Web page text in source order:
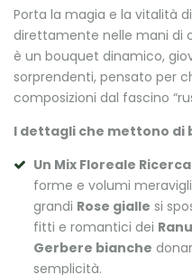
Porta la magia e la vitalità
direttamente nelle mani di
è un bouquet dinamico,
sorprendenti, pensato per
composizioni dal fascino
I dettagli che mettono di
Un Mix Floreale
forme e volumi
grandi Rose gialle si
fitti e romantici dei
Gerbere bianche
semplicità.